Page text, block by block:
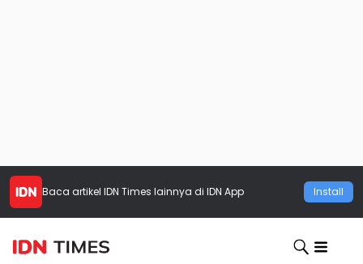
Baca artikel IDN Times lainnya di IDN App Install